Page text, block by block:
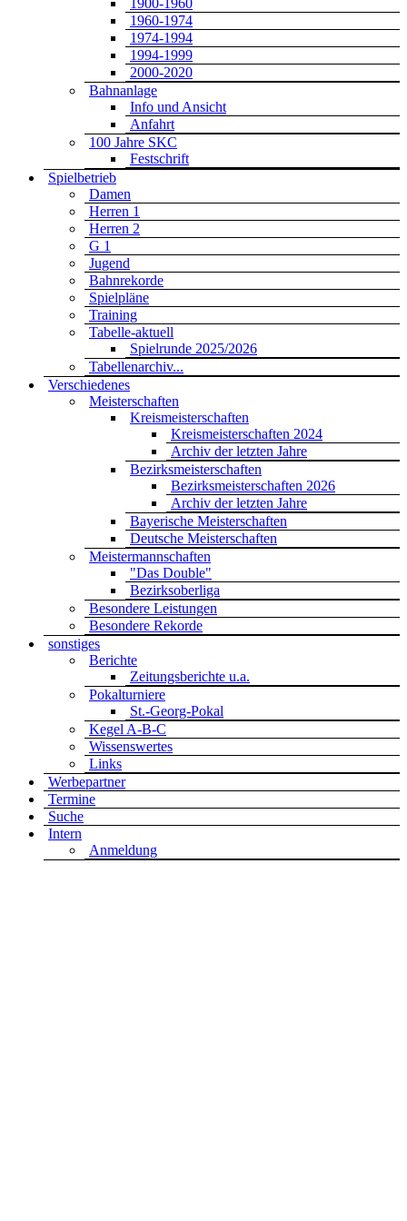
1900-1960
1960-1974
1974-1994
1994-1999
2000-2020
Bahnanlage
Info und Ansicht
Anfahrt
100 Jahre SKC
Festschrift
Spielbetrieb
Damen
Herren 1
Herren 2
G 1
Jugend
Bahnrekorde
Spielpläne
Training
Tabelle-aktuell
Spielrunde 2025/2026
Tabellenarchiv...
Verschiedenes
Meisterschaften
Kreismeisterschaften
Kreismeisterschaften 2024
Archiv der letzten Jahre
Bezirksmeisterschaften
Bezirksmeisterschaften 2026
Archiv der letzten Jahre
Bayerische Meisterschaften
Deutsche Meisterschaften
Meistermannschaften
"Das Double"
Bezirksoberliga
Besondere Leistungen
Besondere Rekorde
sonstiges
Berichte
Zeitungsberichte u.a.
Pokalturniere
St.-Georg-Pokal
Kegel A-B-C
Wissenswertes
Links
Werbepartner
Termine
Suche
Intern
Anmeldung